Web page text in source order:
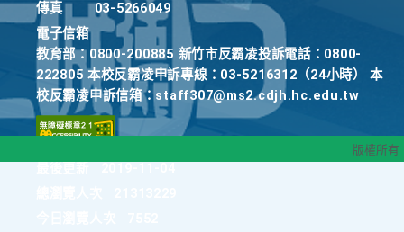
傳真
03-5266049
電子信箱
教育部：0800-200885 新竹市反霸凌投訴電話：0800-
222805 本校反霸凌申訴專線：03-5216312（24小時） 本
校反霸凌申訴信箱：staff307@ms2.cdjh.hc.edu.tw
版權所有